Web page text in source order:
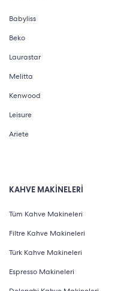
Babyliss
Beko
Laurastar
Melitta
Kenwood
Leisure
Ariete
KAHVE MAKİNELERİ
Tüm Kahve Makineleri
Filtre Kahve Makineleri
Türk Kahve Makineleri
Espresso Makineleri